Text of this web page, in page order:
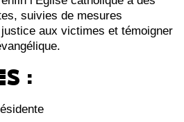
suivies de mesures
aux victimes et témoigner
: